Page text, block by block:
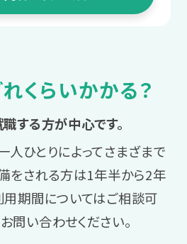
決の方法を、スタッ
ます。
らのアドバイス
就労でも安心して就職活
ス独自の連携企業求人
メリット
理解などの企業情報
きる、入社前実習で
中で学んだ業務管理
践します。
フと振り返りを実施
の精度を上げるため
不安を解消する
かを
相談する
るか、転職するかを検
くらいかかる？
する方が中心です。
人ひとりによってさまざまで
備をされる方は1年半から2年
用期間についてはご相談可
問い合わせください。